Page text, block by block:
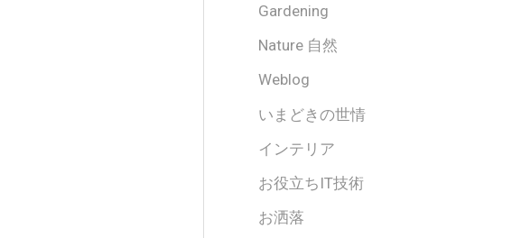
Gardening
Nature 自然
Weblog
いまどきの世情
インテリア
お役立ちIT技術
お洒落